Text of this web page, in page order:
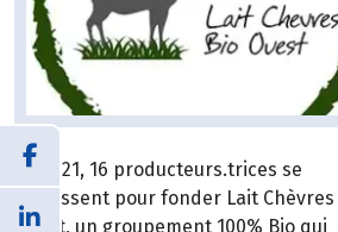
En 2021, 16 producteurs.trices se
réunissent pour fonder Lait
Ouest, un groupement 100% Bio qui